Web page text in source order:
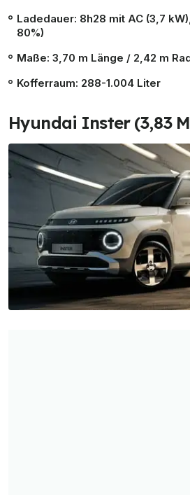
Ladedauer: 8h28 mit AC (3,7
80%)
Maße: 3,70 m Länge / 2,42 m
Kofferraum: 288-1.004 Liter
Hyundai Inster (3,83